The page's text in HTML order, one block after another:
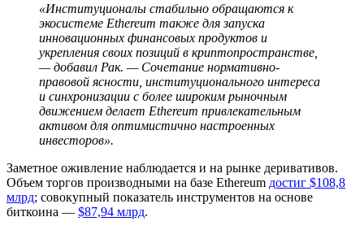
«Институционалы стабильно обращаются к
экосистеме Ethereum также для запуска
инновационных финансовых продуктов и
укрепления своих позиций в криптопространстве,
— добавил Рак. — Сочетание нормативно-
правовой ясности, институционального интереса
и синхронизации с более широким рыночным
движением делает Ethereum привлекательным
активом для оптимистично настроенных
инвесторов».
Заметное оживление наблюдается и на рынке деривативов.
Объем торгов производными на базе Ethereum достиг $108,8
млрд; совокупный показатель инструментов на основе
биткоина — $87,94 млрд.